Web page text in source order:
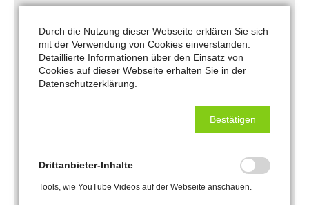
So gelingt ein guter Start in die Lehrzeit
Handwerkskammer in Mannheim berichtet einen
Monat vor dem Start ins Ausbildungsjahr von
05.05.2023
Das Monster Bürokratie
Durch die Nutzung dieser Webseite erklären Sie sich
mit der Verwendung von Cookies einverstanden.
Detaillierte Informationen über den Einsatz von
Cookies auf dieser Webseite erhalten Sie in der
Datenschutzerklärung.
Bestätigen
Drittanbieter-Inhalte
Tools, wie YouTube Videos auf der Webseite anschauen.